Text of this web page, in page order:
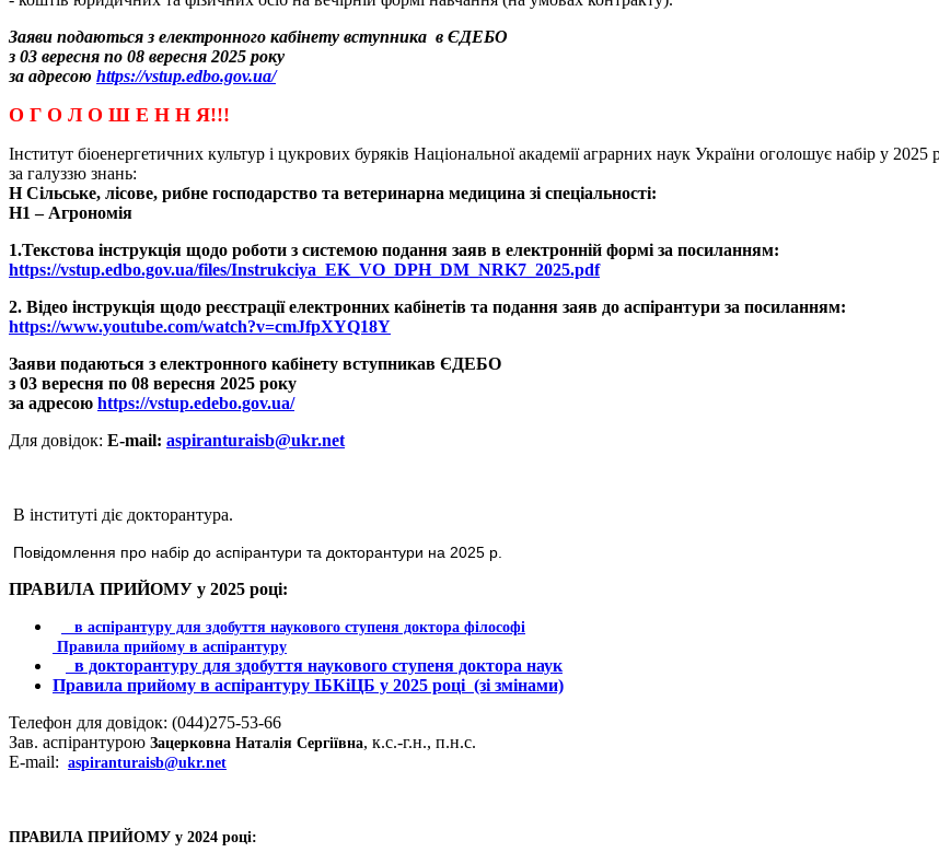
Заяви подаються з електронного кабінету вступника в ЄДЕБО
з 03 вересня по 08 вересня 2025 року
за адресою https://vstup.edbo.gov.ua/
О Г О Л О Ш Е Н Н Я!!!
Інститут біоенергетичних культур і цукрових буряків Національної академії аграрних наук України оголошує набір у
за галуззю знань:
Н Сільське, лісове, рибне господарство та ветеринарна медицина зі спеціальності:
Н1 – Агрономія
1.Текстова інструкція щодо роботи з системою подання заяв в електронній формі за посиланням:
https://vstup.edbo.gov.ua/files/Instrukciya_EK_VO_DPH_DM_NRK7_2025.pdf
2. Відео інструкція щодо реєстрації електронних кабінетів та подання заяв до аспірантури за посиланням:
https://www.youtube.com/watch?v=cmJfpXYQ18Y
Заяви подаються з електронного кабінету вступникав ЄДЕБО
з 03 вересня по 08 вересня 2025 року
за адресою https://vstup.edebo.gov.ua/
Для довідок: E-mail: aspiranturaisb@ukr.net
В інституті діє докторантура.
Повідомлення про набір до аспірантури та докторантури на 2025 р.
ПРАВИЛА ПРИЙОМУ у 2025 році:
в аспірантуру для здобуття наукового ступеня доктора філософі
Правила прийому в аспірантуру
в докторантуру для здобуття наукового ступеня доктора наук
Правила прийому в аспірантуру ІБКіЦБ у 2025 році (зі змінами)
Телефон для довідок: (044)275-53-66
Зав. аспірантурою Зацерковна Наталія Сергіївна, к.с.-г.н., п.н.с.
E-mail: aspiranturaisb@ukr.net
ПРАВИЛА ПРИЙОМУ у 2024 році: